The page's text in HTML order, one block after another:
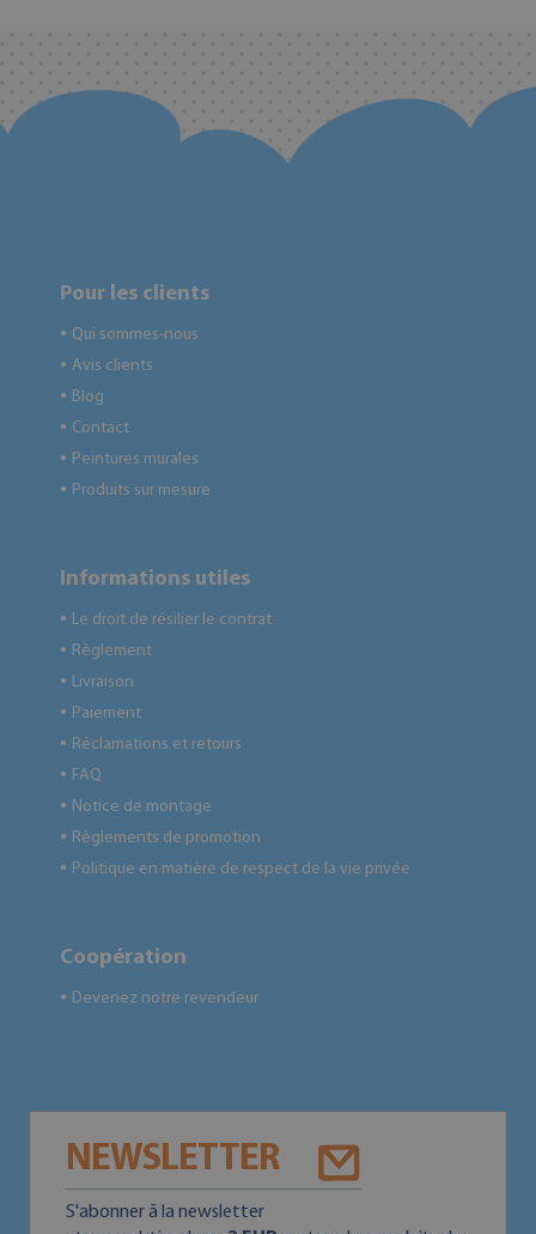
Pour les clients
● Qui sommes-nous
● Avis clients
● Blog
● Contact
● Peintures murales
● Produits sur mesure
Informations utiles
● Le droit de résilier le contrat
● Règlement
● Livraison
● Paiement
● Réclamations et retours
● FAQ
● Notice de montage
● Règlements de promotion
● Politique en matière de respect de la vie privée
Coopération
● Devenez notre revendeur
NEWSLETTER
S'abonner ā la newsletter